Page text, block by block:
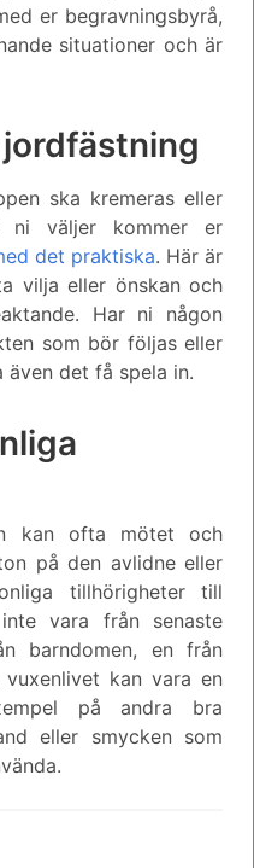
er begravningsbyrå,
situationer och är
ska kremeras eller
ni väljer kommer er
det praktiska. Här är
vilja eller önskan och
Har ni någon
som bör följas eller
även det få spela in.
kan ofta mötet och
på den avlidne eller
tillhörigheter till
vara från senaste
barndomen, en från
kan vara en
på andra bra
eller smycken som